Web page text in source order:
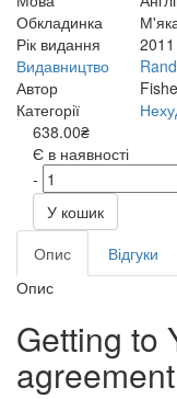
Обкладинка
Рік видання
2011
Видавництво
Автор
Категорії
638.00₴
Є в наявності
-
У кошик
Опис
Відгуки
Опис
Getting to